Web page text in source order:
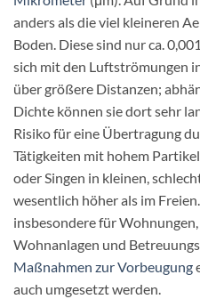
anders als die viel kleineren
Boden. Diese sind nur ca.
sich mit den Luftströmungen
über größere Distanzen;
Dichte können sie dort sehr
Risiko für eine Übertragung
Tätigkeiten mit hohem
oder Singen in kleinen,
wesentlich höher als im
insbesondere für
Wohnanlagen und
Maßnahmen zur Vorbeugung
auch umgesetzt werden.